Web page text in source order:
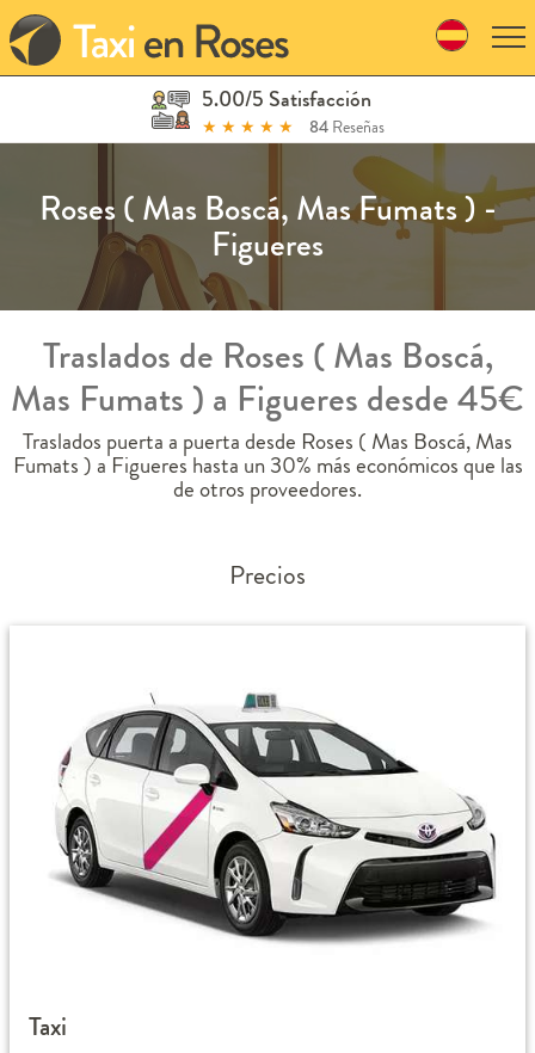
Skip
to
navigation
Skip
5.00/5 Satisfacción
★ ★ ★ ★ ★ 84Reseñas
Roses ( Mas Boscá, Mas Fumats ) -
Figueres
Traslados de Roses ( Mas Boscá,
Mas Fumats ) a Figueres desde 45€
Traslados puerta a puerta desde Roses ( Mas Boscá, Mas
Fumats ) a Figueres hasta un 30% más económicos que las
de otros proveedores.
Precios
Taxi